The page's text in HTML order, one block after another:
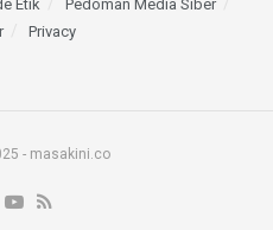
Etik
Pedoman Media Siber
Privacy
- masakini.co